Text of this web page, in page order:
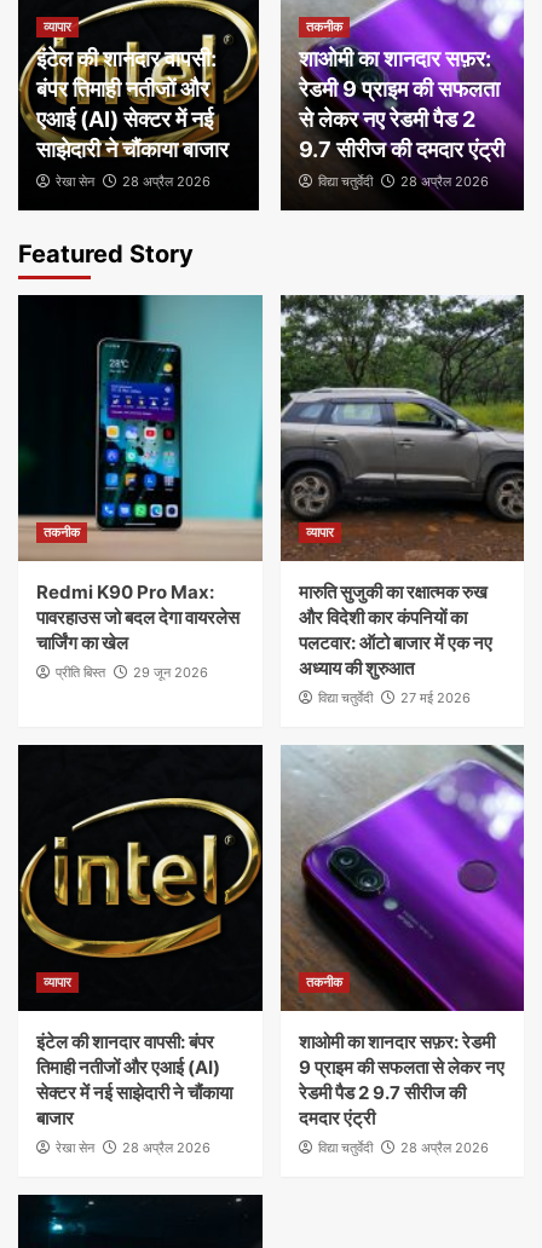
व्यापार
इंटेल की शानदार वापसी:
बंपर तिमाही नतीजों और
एआई (AI) सेक्टर में नई
साझेदारी ने चौंकाया बाजार
रेखा सेन 28 अप्रैल 2026
तकनीक
शाओमी का शानदार सफ़र:
रेडमी 9 प्राइम की सफलता
से लेकर नए रेडमी पैड 2
9.7 सीरीज की दमदार एंट्री
विद्या चतुर्वेदी 28 अप्रैल 2026
Featured Story
तकनीक
Redmi K90 Pro Max:
पावरहाउस जो बदल देगा वायरलेस
चार्जिंग का खेल
प्रीति बिस्त 29 जून 2026
व्यापार
मारुति सुजुकी का रक्षात्मक रुख
और विदेशी कार कंपनियों का
पलटवार: ऑटो बाजार में एक नए
अध्याय की शुरुआत
विद्या चतुर्वेदी 27 मई 2026
व्यापार
इंटेल की शानदार वापसी: बंपर
तिमाही नतीजों और एआई (AI)
सेक्टर में नई साझेदारी ने चौंकाया
बाजार
रेखा सेन 28 अप्रैल 2026
तकनीक
शाओमी का शानदार सफ़र: रेडमी
9 प्राइम की सफलता से लेकर नए
रेडमी पैड 2 9.7 सीरीज की
दमदार एंट्री
विद्या चतुर्वेदी 28 अप्रैल 2026